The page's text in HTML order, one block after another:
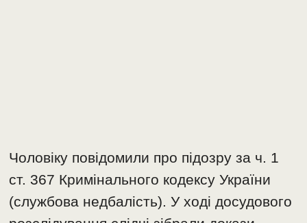
Чоловіку повідомили про підозру за ч. 1
ст. 367 Кримінального кодексу України
(службова недбалість). У ході досудового